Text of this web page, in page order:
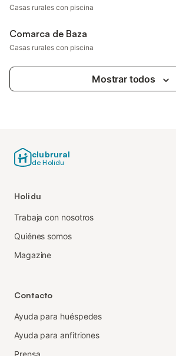
Casas rurales con piscina
Comarca de Baza
Casas rurales con piscina
Mostrar todos
clubrural
de Holidu
Holidu
Trabaja con nosotros
Quiénes somos
Magazine
Contacto
Ayuda para huéspedes
Ayuda para anfitriones
Prensa